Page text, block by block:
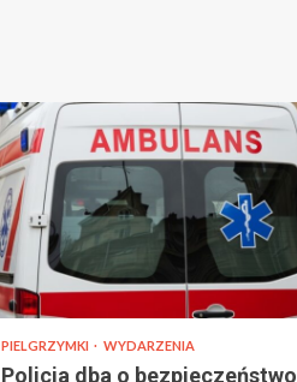
PIELGRZYMKI WYDARZENIA
Policja dba o bezpieczeństwo